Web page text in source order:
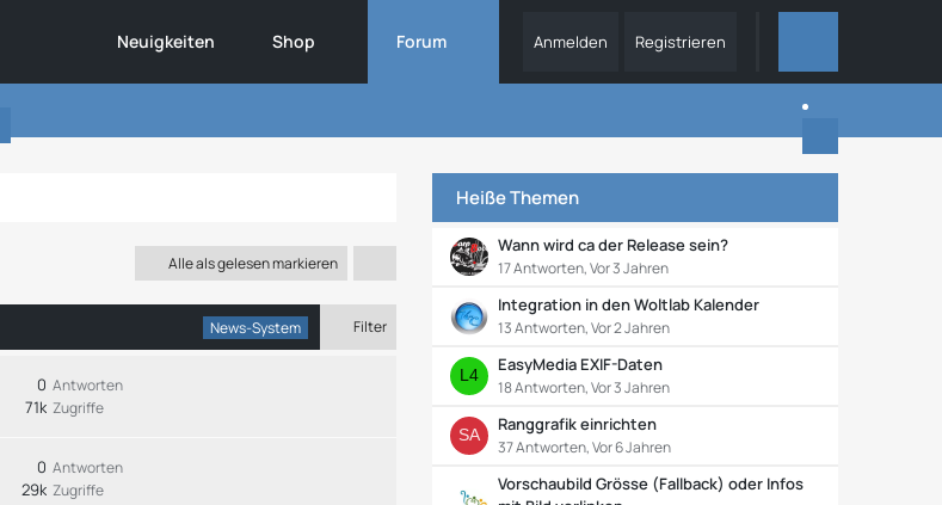
Neuigkeiten Shop Forum Anmelden Registrieren
Alle als gelesen markieren
News-System Filter
Antworten
0
Zugriffe
71k
Antworten
0
Zugriffe
29k
Heiße Themen
Wann wird ca der Release sein?
17 Antworten, Vor 3 Jahren
Integration in den Woltlab Kalender
13 Antworten, Vor 2 Jahren
EasyMedia EXIF-Daten
18 Antworten, Vor 3 Jahren
Ranggrafik einrichten
37 Antworten, Vor 6 Jahren
Vorschaubild Grösse (Fallback) oder Infos